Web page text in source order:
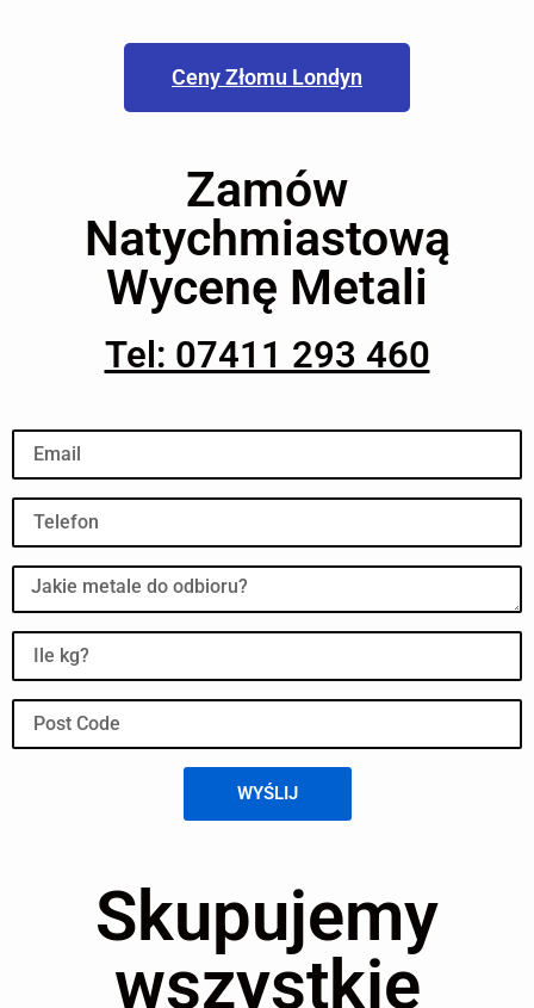
Ceny Złomu Londyn
Zamów
Natychmiastową
Wycenę Metali
Tel: 07411 293 460
WYŚLIJ
Skupujemy
wszystkie